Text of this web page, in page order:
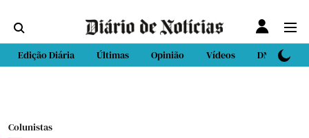
Edição Diária Últimas Opinião Vídeos DN Sport
Colunistas